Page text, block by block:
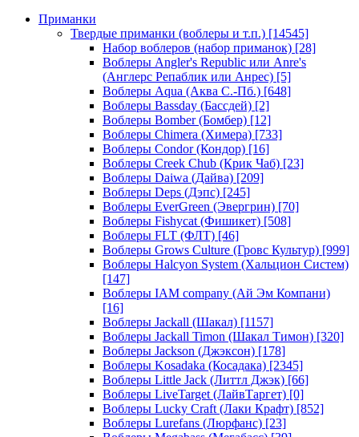
Приманки
Твердые приманки (воблеры и т.п.) [14545]
Набор воблеров (набор приманок) [28]
Воблеры Angler's Republic или Anre's
(Англерс Репаблик или Анрес) [5]
Воблеры Aqua (Аква С.-Пб.) [648]
Воблеры Bassday (Бассдей) [2]
Воблеры Bomber (Бомбер) [12]
Воблеры Chimera (Химера) [733]
Воблеры Condor (Кондор) [16]
Воблеры Creek Chub (Крик Чаб) [23]
Воблеры Daiwa (Дайва) [209]
Воблеры Deps (Дэпс) [245]
Воблеры EverGreen (Эвергрин) [70]
Воблеры Fishycat (Фишикет) [508]
Воблеры FLT (ФЛТ) [46]
Воблеры Grows Culture (Гровс Культур) [999]
Воблеры Halcyon System (Хальцион Систем)
[147]
Воблеры IAM company (Ай Эм Компани)
[16]
Воблеры Jackall (Шакал) [1157]
Воблеры Jackall Timon (Шакал Тимон) [320]
Воблеры Jackson (Джэксон) [178]
Воблеры Kosadaka (Косадака) [2345]
Воблеры Little Jack (Литтл Джэк) [66]
Воблеры LiveTarget (ЛайвТаргет) [0]
Воблеры Lucky Craft (Лаки Крафт) [852]
Воблеры Lurefans (Люрфанс) [23]